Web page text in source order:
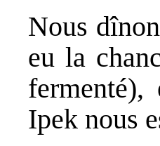
Nous
eu la
Ipek nous